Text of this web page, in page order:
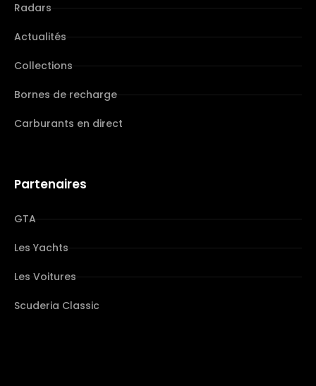
Radars
Actualités
Collections
Bornes de recharge
Carburants en direct
Partenaires
GTA
Les Yachts
Les Voitures
Scuderia Classic